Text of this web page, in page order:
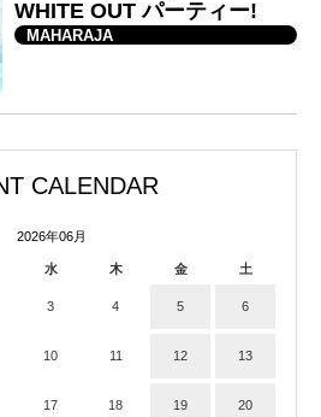
WHITE OUT パーティー!
MAHARAJA
CALENDAR
2026年06月
水 木 金 土
3 4 5 6
10 11 12 13
17 18 19 20